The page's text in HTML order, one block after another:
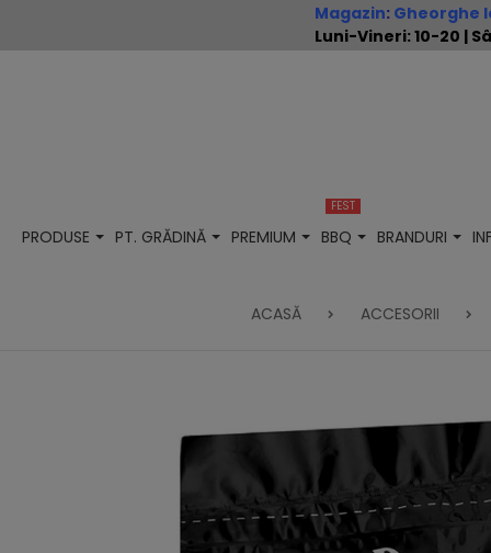
Magazin: Gheorghe
Luni-Vineri: 10-20 |
PRODUSE PT. GRĂDINĂ PREMIUM BBQ
FEST
BRANDURI
ACASĂ ACCESORII